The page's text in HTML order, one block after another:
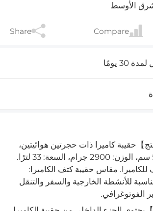
الأوسط
Compare
Share
30 يومًا
】حقيبة كاميرا ذات حجرتين هوائيتين،
مقاس: 34*22*54 سم، الوزن: 2900 جرام، السعة: 33 لترًا.
مقاس حقيبة كتف الكاميرا:
سم. مناسبة للأنشطة الخارجية والسفر والتنقل
الفوتوغرافي.